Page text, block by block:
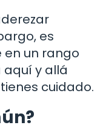
es
un rango
y allá
cuidado.